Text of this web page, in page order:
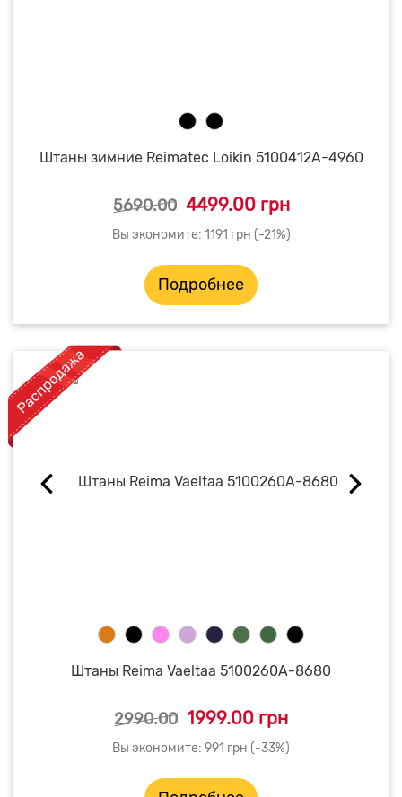
Штаны зимние Reimatec Loikin 5100412A-4960
5690.00 4499.00 грн
Вы экономите: 1191 грн (-21%)
Подробнее
Штаны Reima Vaeltaa 5100260A-8680
2990.00 1999.00 грн
Вы экономите: 991 грн (-33%)